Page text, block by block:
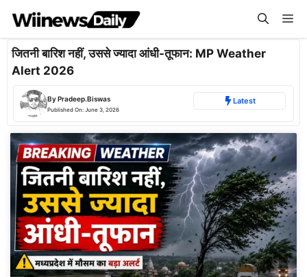
content
जितनी बारिश नहीं, उससे ज्यादा आंधी-तूफान: MP Weather
Alert 2026
ByPradeep.Biswas
Published On: June 3, 2026
Latest